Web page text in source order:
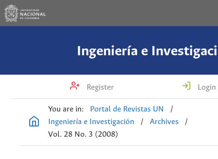
Ingeniería e
Register Login
You are in: Portal de Revistas UN
/
Ingeniería e Investigación
/ Archives
/
Vol. 28 No. 3 (2008)